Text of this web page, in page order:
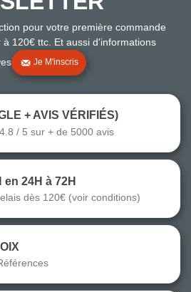
pour votre première commande
120€ ttc. Et aussi d'informations
Je M'inscris
+ AVIS VÉRIFIÉS)
4.8 / 5 sur + de 5000 avis
en 24H à 72H
dès 120€ (voir conditions)